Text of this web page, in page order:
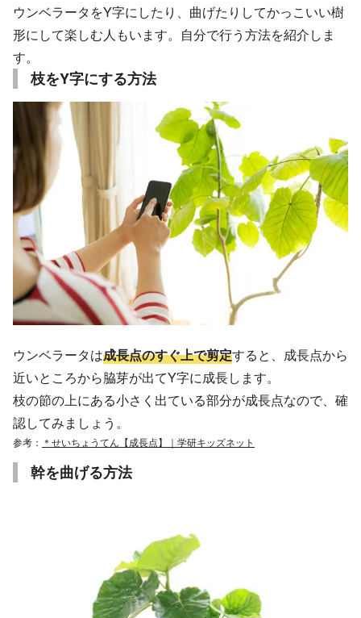
ウンベラータをY字にしたり、曲げたりしてかっこいい樹
形にして楽しむ人もいます。自分で行う方法を紹介しま
す。
枝をY字にする方法
ウンベラータは成長点のすぐ上で剪定すると、成長点から
近いところから脇芽が出てY字に成長します。
枝の節の上にある小さく出ている部分が成長点なので、確
認してみましょう。
参考： ＊せいちょうてん【成長点】｜学研キッズネット
幹を曲げる方法